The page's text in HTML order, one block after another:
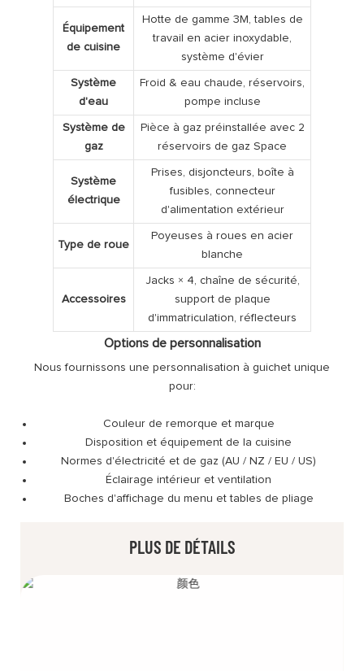
Équipement
de cuisine
Hotte de gamme 3M, tables de
travail en acier inoxydable,
système d'évier
Système
d'eau
Froid & eau chaude, réservoirs,
pompe incluse
Système de
gaz
Pièce à gaz préinstallée avec 2
réservoirs de gaz Space
Système
électrique
Prises, disjoncteurs, boîte à
fusibles, connecteur
d'alimentation extérieur
Type de roue
Poyeuses à roues en acier
blanche
Accessoires
Jacks × 4, chaîne de sécurité,
support de plaque
d'immatriculation, réflecteurs
Options de personnalisation
Nous fournissons une personnalisation à guichet unique
pour:
Couleur de remorque et marque
Disposition et équipement de la cuisine
Normes d'électricité et de gaz (AU / NZ / EU / US)
Éclairage intérieur et ventilation
Boches d'affichage du menu et tables de pliage
PLUS DE DÉTAILS